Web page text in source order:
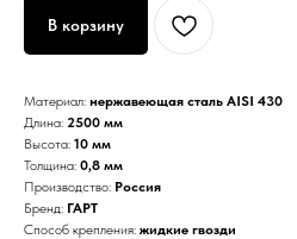
В корзину
Материал: нержавеющая сталь AISI 430
Длина: 2500 мм
Высота: 10 мм
Толщина: 0,8 мм
Производство: Россия
Бренд: ГАРТ
Способ крепления: жидкие гвозди